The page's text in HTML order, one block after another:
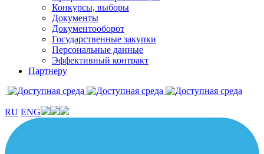
Конкурсы, выборы
Документы
Документооборот
Государственные закупки
Персональные данные
Эффективный контракт
Партнеру
RU ENG